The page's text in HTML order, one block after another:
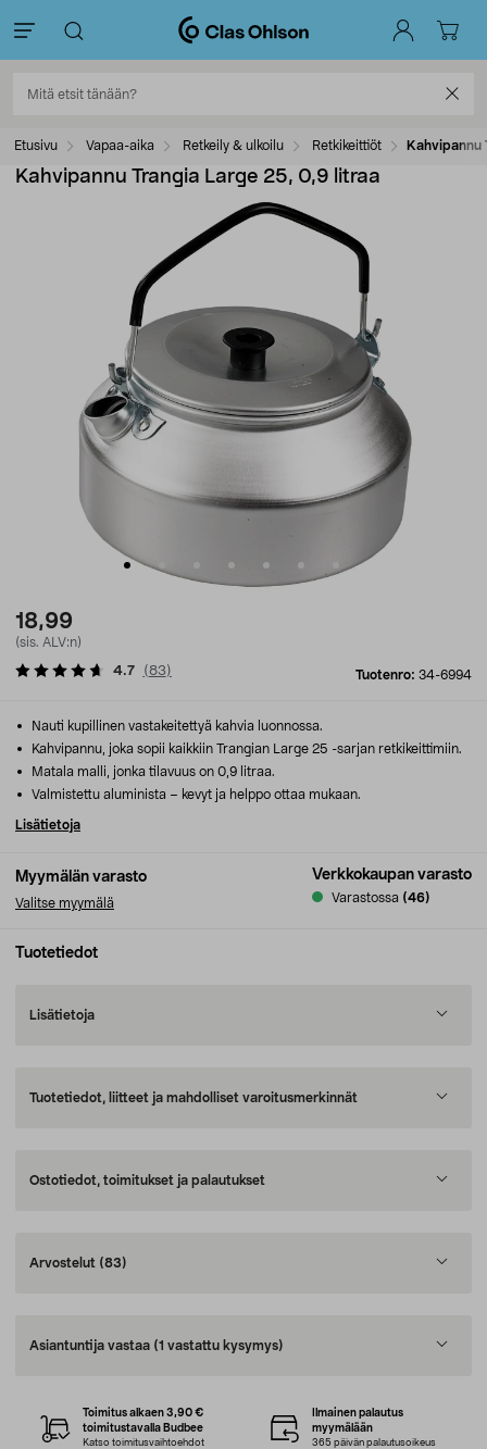
Etusivu Vapaa-aika Retkeily & ulkoilu Retkikeittiöt Kahvipannu
Kahvipannu Trangia Large 25, 0,9 litraa
18,99
(sis. ALV:n)
Tuotenro: 34-6994
4.7 (83)
Myymälän varasto
Valitse myymälä
Verkkokaupan varasto
Varastossa (46)
Nauti kupillinen vastakeitettyä kahvia luonnossa.
Kahvipannu, joka sopii kaikkiin Trangian Large 25 -sarjan retkikeittimiin.
Matala malli, jonka tilavuus on 0,9 litraa.
Valmistettu aluminista – kevyt ja helppo ottaa mukaan.
Lisätietoja
Tuotetiedot
Lisätietoja
Tuotetiedot, liitteet ja mahdolliset varoitusmerkinnät
Ostotiedot, toimitukset ja palautukset
Arvostelut (83)
Asiantuntija vastaa (1 vastattu kysymys)
Toimitus alkaen 3,90 €
toimitustavalla Budbee
Katso toimitusvaihtoehdot
Ilmainen palautus
myymälään
365 päivän palautusoikeus